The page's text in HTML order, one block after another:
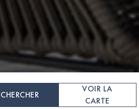
CHERCHER
VOIR LA
CARTE